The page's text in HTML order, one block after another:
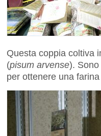
Questa coppia coltiva
(pisum arvense).
per ottenere una